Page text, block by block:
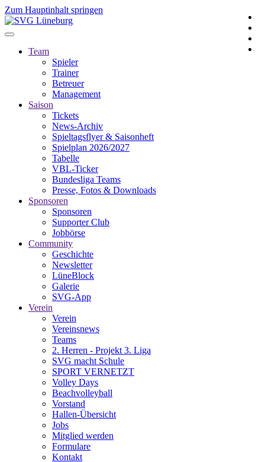
Zum Hauptinhalt springen
Team
Spieler
Trainer
Betreuer
Management
Saison
Tickets
News-Archiv
Spieltagsflyer & Saisonheft
Spielplan 2026/2027
Tabelle
VBL-Ticker
Bundesliga Teams
Presse, Fotos & Downloads
Sponsoren
Sponsoren
Supporter Club
Jobbörse
Community
Geschichte
Newsletter
LüneBlock
Galerie
SVG-App
Verein
Verein
Vereinsnews
Teams
2. Herren - Projekt 3. Liga
SVG macht Schule
SPORT VERNETZT
Volley Days
Beachvolleyball
Vorstand
Hallen-Übersicht
Jobs
Mitglied werden
Formulare
Kontakt